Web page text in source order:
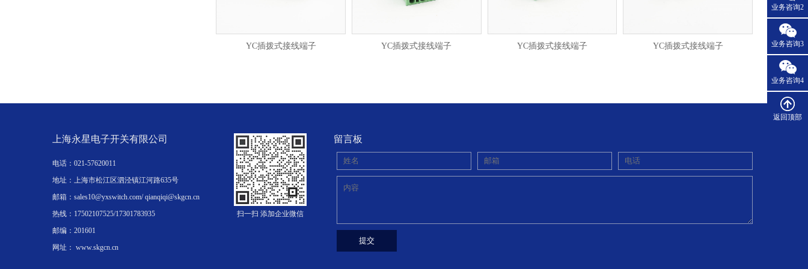
YC插拨式接线端子 YC插拨式接线端子 YC插拨式接线端子 YC插拨式接线端子
上海永星电子开关有限公司
电话：021-57620011
地址：上海市松江区泗泾镇江河路635号
邮箱：sales10@yxswitch.com/ qianqiqi@skgcn.cn
热线：17502107525/17301783935
邮编：201601
网址： www.skgcn.cn
扫一扫 添加企业微信
留言板
提交
业务咨询2
业务咨询3
业务咨询4
返回顶部